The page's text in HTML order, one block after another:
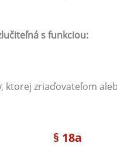
s funkciou:
ktorej zriaďovateľom
§ 18a